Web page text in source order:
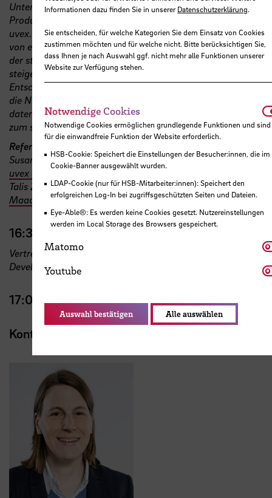
Unternehmensbetrieb passieren muss, am Beispiel eines
Product Carbon Footprint (PCF) eines Produktes der Firma
uvex. Dabei wird auch aufgezeigt, wie sich das Reporting
von einer reinen Berichterstattung hin zu einem Instrument
der strategischen Steuerung entwickeln kann – mit
steigenden Anforderungen an Datenqualität und
Entscheidungsrelevanz. Gleichzeitig verändert sich auch
die Nachhaltigkeitskommunikation: Sie wird
datenbasierter, zielgruppenspezifischer und zunehmend
zum strategischen Dialog mit Stakeholdergruppen.
Referent:in:
Susann Schubert (Director Corporate Social Responsibility,
uvex group
Talis Zvidrins (Senior Manager Sustainability,Alpers
Maack & Wessel GmbH StBG / WPG)
16:30 Uhr – Abschluss und Ausblick
Vertreter:innen der Peer School for Sustainable
Development und der Hochschule Bremen
17:00 Uhr – Ende der Veranstaltung
Kontakt
Informationen dazu finden Sie in unsererDatenschutzerklärung.
Sie entscheiden, für welche Kategorien Sie dem Einsatz von Cookies
zustimmen möchten und für welche nicht. Bitte berücksichtigen Sie,
dass Ihnen je nach Auswahl ggf. nicht mehr alle Funktionen unserer
Website zur Verfügung stehen.
Notwendige Cookies
Notwendige Cookies ermöglichen grundlegende Funktionen und sind
für die einwandfreie Funktion der Website erforderlich.
HSB-Cookie: Speichert die Einstellungen der Besucher:innen, die im
Cookie-Banner ausgewählt wurden.
LDAP-Cookie (nur für HSB-Mitarbeiter:innen): Speichert den
erfolgreichen Log-In bei zugriffsgeschützten Seiten und Dateien.
Eye-Able®: Es werden keine Cookies gesetzt. Nutzereinstellungen
werden im Local Storage des Browsers gespeichert.
Matomo
Youtube
Auswahl bestätigen Alle auswählen